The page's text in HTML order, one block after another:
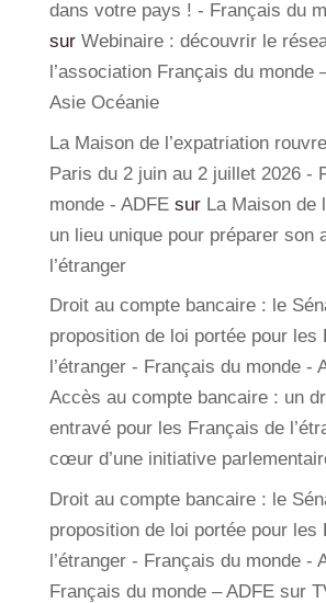
dans votre pays ! - Français du
sur Webinaire : découvrir le
l’association Français du monde
Asie Océanie
La Maison de l’expatriation
Paris du 2 juin au 2 juillet 2026 -
monde - ADFEsur La Maison de
un lieu unique pour préparer son
l’étranger
Droit au compte bancaire : le
proposition de loi portée pour les
l’étranger - Français du monde -
Accès au compte bancaire : un
entravé pour les Français de
cœur d’une initiative
Droit au compte bancaire : le
proposition de loi portée pour les
l’étranger - Français du monde -
Français du monde – ADFE sur